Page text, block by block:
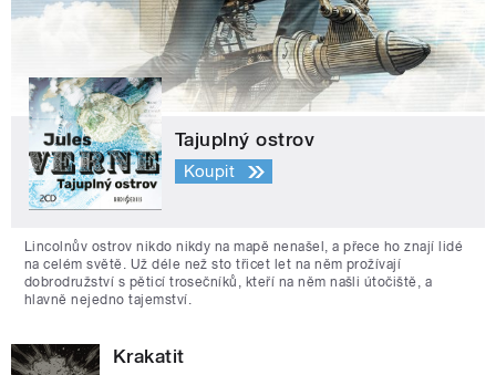
Tajuplný ostrov
Koupit
Lincolnův ostrov nikdo nikdy na mapě nenašel, a přece ho znají lidé
na celém světě. Už déle než sto třicet let na něm prožívají
dobrodružství s pěticí trosečníků, kteří na něm našli útočiště, a
hlavně nejedno tajemství.
Krakatit